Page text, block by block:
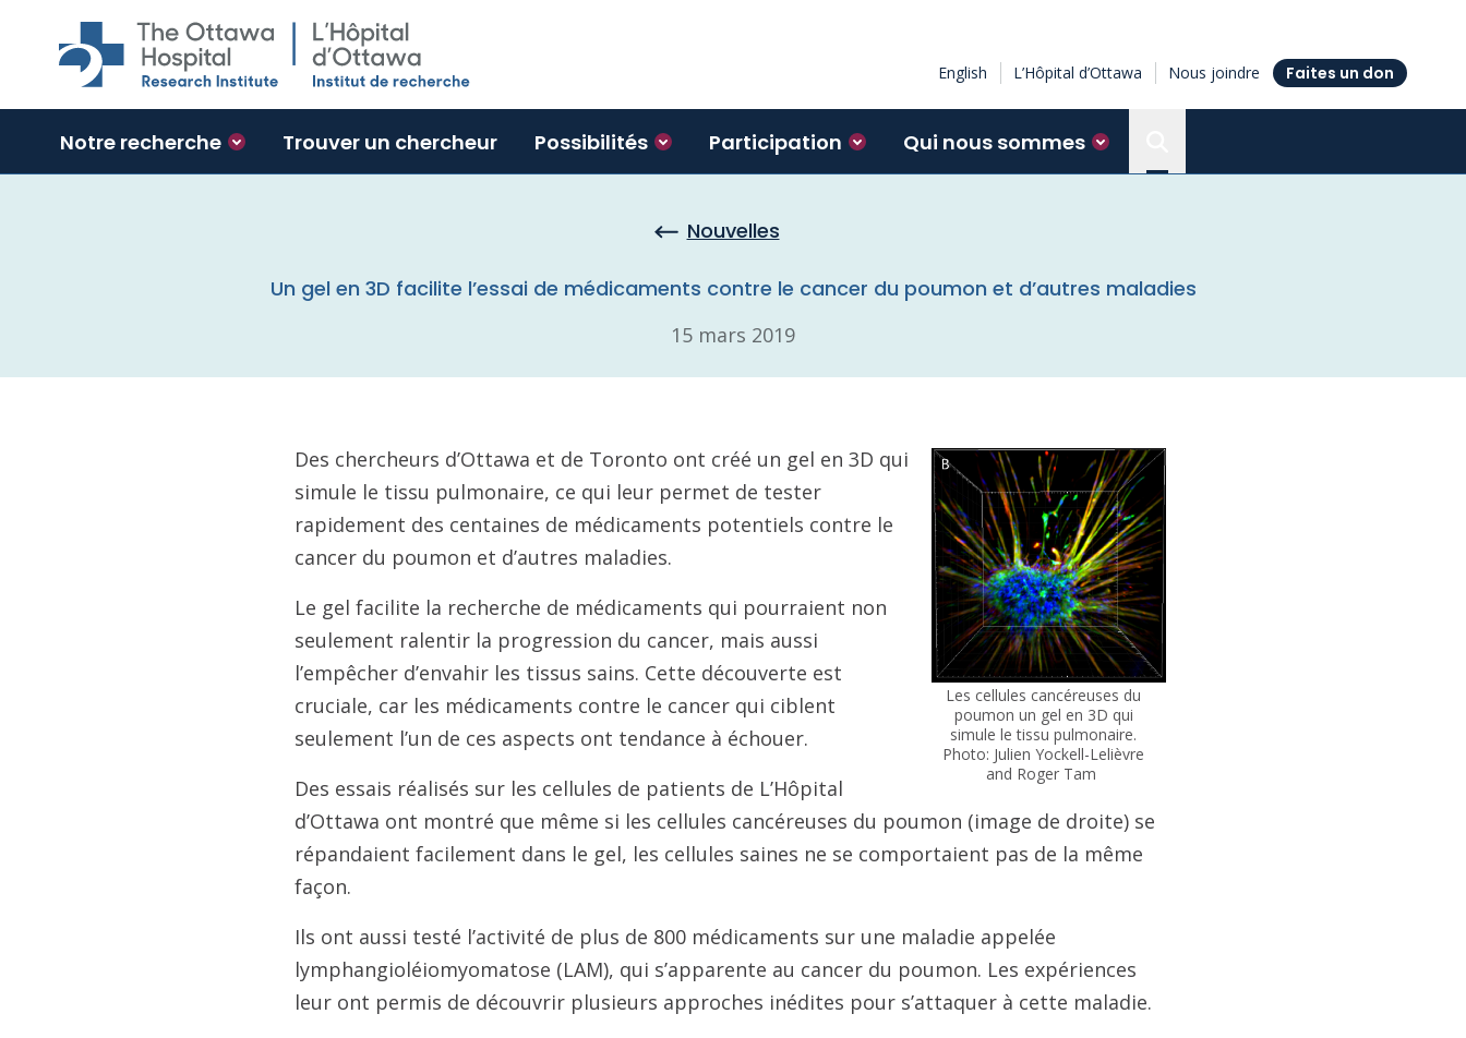
Skip to main content
English L’Hôpital d’Ottawa Nous joindre Faites un don
Notre recherche Trouver un chercheur Possibilités Participation Qui nous sommes
Nouvelles
Un gel en 3D facilite l’essai de médicaments contre le cancer du poumon et d’autres maladies
15 mars 2019
Les cellules cancéreuses du
poumon un gel en 3D qui
simule le tissu pulmonaire.
Photo: Julien Yockell-Lelièvre
and Roger Tam
Des chercheurs d’Ottawa et de Toronto ont créé un gel en 3D qui
simule le tissu pulmonaire, ce qui leur permet de tester
rapidement des centaines de médicaments potentiels contre le
cancer du poumon et d’autres maladies.
Le gel facilite la recherche de médicaments qui pourraient non
seulement ralentir la progression du cancer, mais aussi
l’empêcher d’envahir les tissus sains. Cette découverte est
cruciale, car les médicaments contre le cancer qui ciblent
seulement l’un de ces aspects ont tendance à échouer.
Des essais réalisés sur les cellules de patients de L’Hôpital
d’Ottawa ont montré que même si les cellules cancéreuses du poumon (image de droite) se
répandaient facilement dans le gel, les cellules saines ne se comportaient pas de la même
façon.
Ils ont aussi testé l’activité de plus de 800 médicaments sur une maladie appelée
lymphangioléiomyomatose (LAM), qui s’apparente au cancer du poumon. Les expériences
leur ont permis de découvrir plusieurs approches inédites pour s’attaquer à cette maladie.